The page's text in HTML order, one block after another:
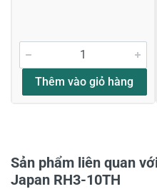
Đánh giá sao
Tiêu đề của nhận xét *
Thêm vào giỏ hàng
Sản phẩm liên quan
Japan RH3-10TH